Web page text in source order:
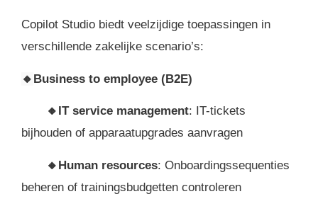
Copilot Studio biedt veelzijdige toepassingen in
verschillende zakelijke scenario’s:
🔸 Business to employee (B2E)
🔸IT service management: IT-tickets
bijhouden of apparaatupgrades aanvragen
🔸 Human resources: Onboardingssequenties
beheren of trainingsbudgetten controleren